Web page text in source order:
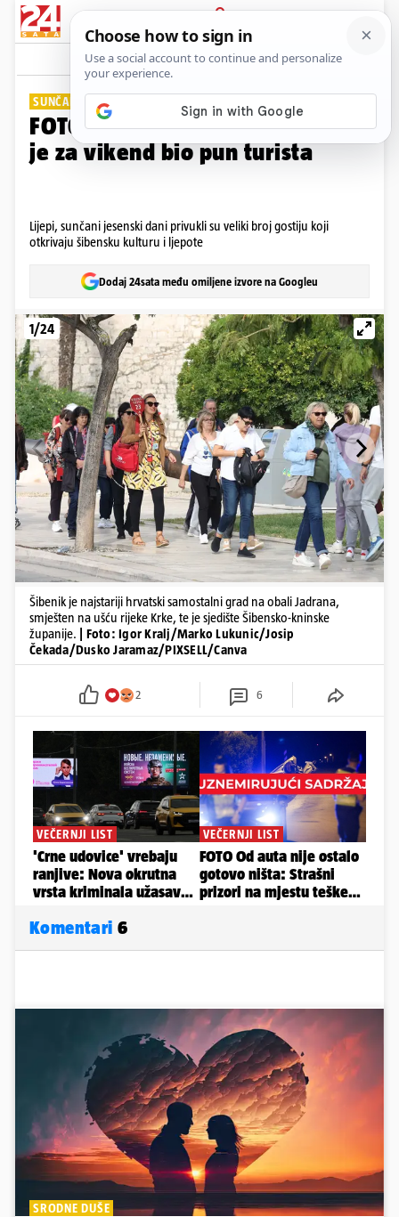
PRIJAVA
Galerija Komentari
SUNČANA JESEN
FOTO Sezona još traje: Šibenik
je za vikend bio pun turista
Lijepi, sunčani jesenski dani privukli su veliki broj gostiju koji
otkrivaju šibensku kulturu i ljepote
Dodaj 24sata među omiljene izvore na Googleu
1/24
Šibenik je najstariji hrvatski samostalni grad na obali Jadrana,
smješten na ušću rijeke Krke, te je sjedište Šibensko-kninske
županije.
| Foto: Igor Kralj/Marko Lukunic/Josip
Čekada/Dusko Jaramaz/PIXSELL/Canva
2 6
Komentari 6
SRODNE DUŠE